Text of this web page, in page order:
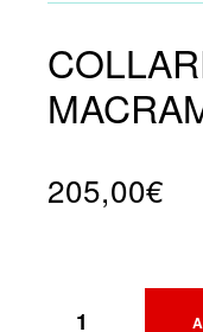
205,00€